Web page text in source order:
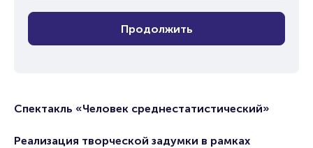
Продолжить
Спектакль «Человек среднестатистический»
Реализация творческой задумки в рамках